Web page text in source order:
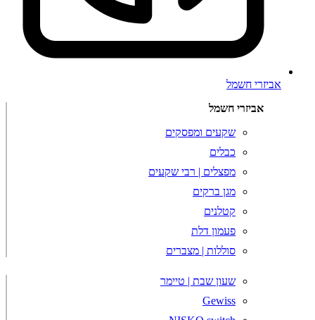
אביזרי חשמל
אביזרי חשמל
שקעים ומפסקים
כבלים
מפצלים | רבי שקעים
מגן ברקים
קטלנים
פעמון דלת
סוללות | מצברים
שעון שבת | טיימר
Gewiss